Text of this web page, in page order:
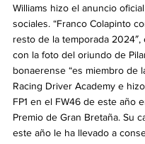
Williams hizo el anuncio
sociales. “Franco Colapinto
resto de la temporada 2024″,
con la foto del oriundo de
bonaerense “es miembro de
Racing Driver Academy e
FP1 en el FW46 de este año
Premio de Gran Bretaña. Su
este año le ha llevado a